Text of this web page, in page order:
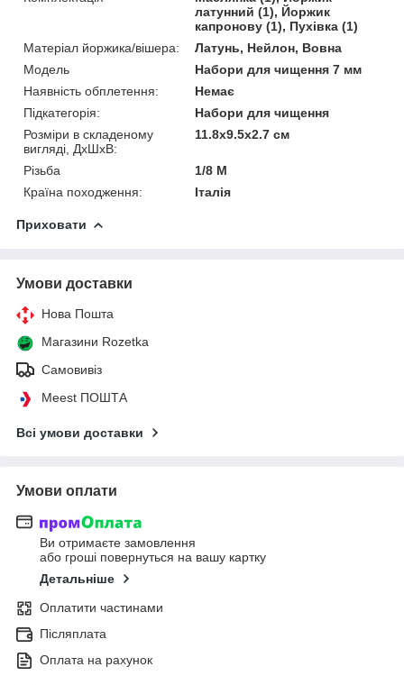
латунний (1), Йоржик
капронову (1), Пухівка (1)
Матеріал йоржика/вішера:
Латунь, Нейлон, Вовна
Модель
Набори для чищення 7 мм
Наявність обплетення:
Немає
Підкатегорія:
Набори для чищення
Розміри в складеному
вигляді, ДхШхВ:
11.8х9.5х2.7 см
Різьба
1/8 M
Країна походження:
Італія
Приховати
Умови доставки
Нова Пошта
Магазини Rozetka
Самовивіз
Meest ПОШТА
Всі умови доставки
Умови оплати
Ви отримаєте замовлення
або гроші повернуться на вашу картку
Детальніше
Оплатити частинами
Післяплата
Оплата на рахунок